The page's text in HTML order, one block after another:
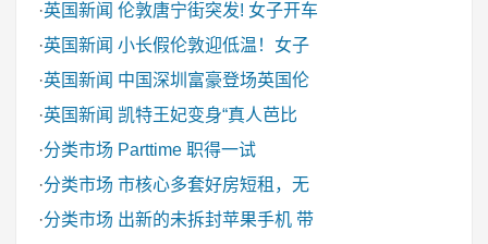
·英国新闻 伦敦唐宁街突发! 女子开车
·英国新闻 小长假伦敦迎低温！女子
·英国新闻 中国深圳富豪登场英国伦
·英国新闻 凯特王妃变身“真人芭比
·分类市场 Parttime 职得一试
·分类市场 市核心多套好房短租，无
·分类市场 出新的未拆封苹果手机 带